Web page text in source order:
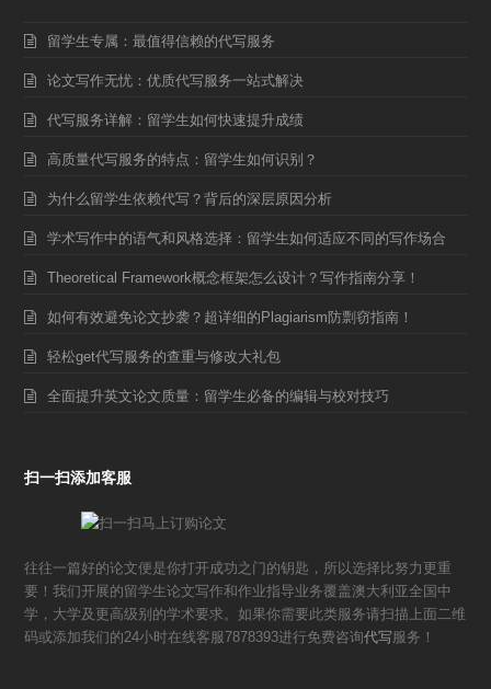
留学生专属：最值得信赖的代写服务
论文写作无忧：优质代写服务一站式解决
代写服务详解：留学生如何快速提升成绩
高质量代写服务的特点：留学生如何识别？
为什么留学生依赖代写？背后的深层原因分析
学术写作中的语气和风格选择：留学生如何适应不同的写作场合
Theoretical Framework概念框架怎么设计？写作指南分享！
如何有效避免论文抄袭？超详细的Plagiarism防剽窃指南！
轻松get代写服务的查重与修改大礼包
全面提升英文论文质量：留学生必备的编辑与校对技巧
扫一扫添加客服
往往一篇好的论文便是你打开成功之门的钥匙，所以选择比努力更重
要！我们开展的留学生论文写作和作业指导业务覆盖澳大利亚全国中
学，大学及更高级别的学术要求。如果你需要此类服务请扫描上面二维
码或添加我们的24小时在线客服7878393进行免费咨询代写 服务！